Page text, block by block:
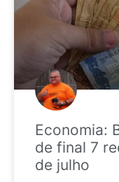
Economia:
de final 7
de julho